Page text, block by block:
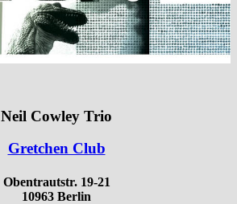
Neil Cowley Trio
Gretchen Club
Obentrautstr. 19-21
10963 Berlin